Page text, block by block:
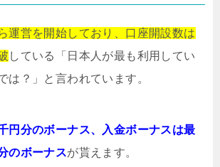
運営を開始しており、口座開設数は
している「日本人が最も利用してい
は？」と言われています。
円分のボーナス、入金ボーナスは最
のボーナスが貰えます。